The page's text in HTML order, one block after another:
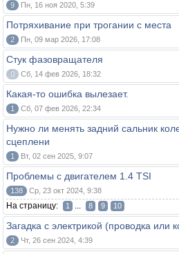
9 Пн, 16 ноя 2020, 5:39
Потряхивание при трогании с места
2 Пн, 09 мар 2026, 17:08
Стук фазовращателя
0 Сб, 14 фев 2026, 18:32
Какая-то ошибка вылезает.
1 Сб, 07 фев 2026, 22:34
Нужно ли менять задний сальник
сцеплени
1 Вт, 02 сен 2025, 9:07
Проблемы с двигателем 1.4 TSI
138 Ср, 23 окт 2024, 9:38
На страницу: 1 ... 8 9 10
Загадка с электрикой (проводка или
2 Чт, 26 сен 2024, 4:39